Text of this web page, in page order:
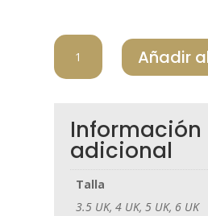
PUMA
ZAPATO
JUNIOR
FUSION
CRUSH
SPORT
cantidad
Añadir
Información
adicional
Talla
3.5 UK, 4 UK, 5 UK, 6 UK